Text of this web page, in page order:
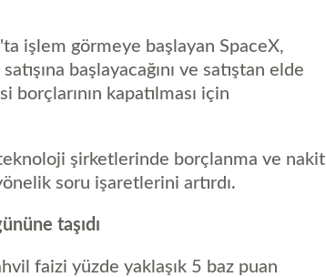
işlem görmeye başlayan SpaceX,
başlayacağını ve satıştan elde
kapatılması için
şirketlerinde borçlanma ve nakit
soru işaretlerini artırdı.
taşıdı
faizi yüzde yaklaşık 5 baz puan